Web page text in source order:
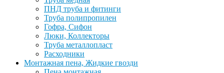
ПНД труба и фитинги
Труба полипропилен
Гофра, Сифон
Люки, Коллекторы
Труба металлопласт
Расходники
Монтажная пена, Жидкие гвозди